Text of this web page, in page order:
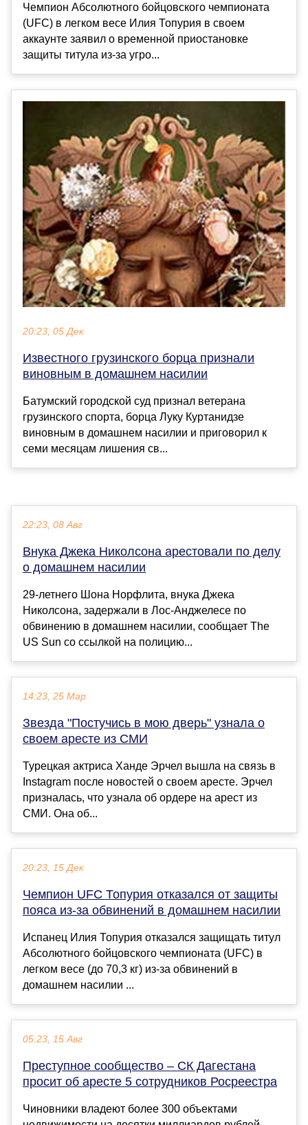
Чемпион Абсолютного бойцовского чемпионата
(UFC) в легком весе Илия Топурия в своем
аккаунте заявил о временной приостановке
защиты титула из-за угро...
20:23, 05 Дек
Известного грузинского борца признали
виновным в домашнем насилии
Батумский городской суд признал ветерана
грузинского спорта, борца Луку Куртанидзе
виновным в домашнем насилии и приговорил к
семи месяцам лишения св...
22:23, 08 Авг
Внука Джека Николсона арестовали по делу
о домашнем насилии
29-летнего Шона Норфлита, внука Джека
Николсона, задержали в Лос-Анджелесе по
обвинению в домашнем насилии, сообщает The
US Sun со ссылкой на полицию...
14:23, 25 Мар
Звезда "Постучись в мою дверь" узнала о
своем аресте из СМИ
Турецкая актриса Ханде Эрчел вышла на связь в
Instagram после новостей о своем аресте. Эрчел
призналась, что узнала об ордере на арест из
СМИ. Она об...
20:23, 15 Дек
Чемпион UFC Топурия отказался от защиты
пояса из-за обвинений в домашнем насилии
Испанец Илия Топурия отказался защищать титул
Абсолютного бойцовского чемпионата (UFC) в
легком весе (до 70,3 кг) из-за обвинений в
домашнем насилии ...
05:23, 15 Авг
Преступное сообщество – СК Дагестана
просит об аресте 5 сотрудников Росреестра
Чиновники владеют более 300 объектами